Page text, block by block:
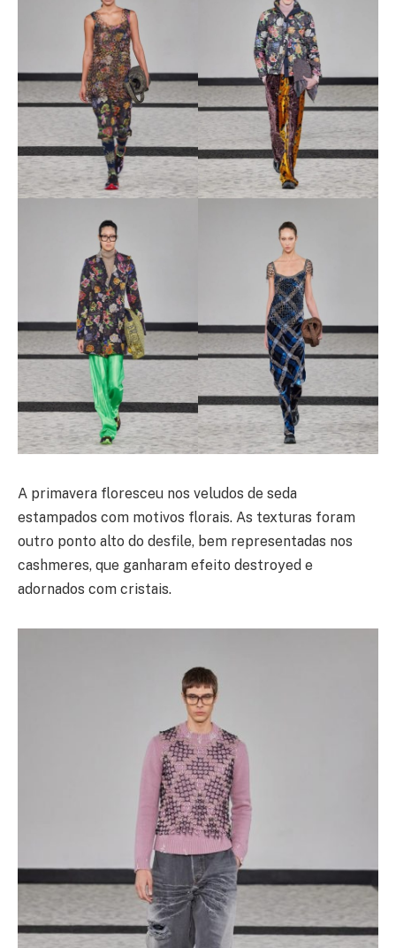
A primavera floresceu nos veludos de seda
estampados com motivos florais. As texturas foram
outro ponto alto do desfile, bem representadas nos
cashmeres, que ganharam efeito destroyed e
adornados com cristais.